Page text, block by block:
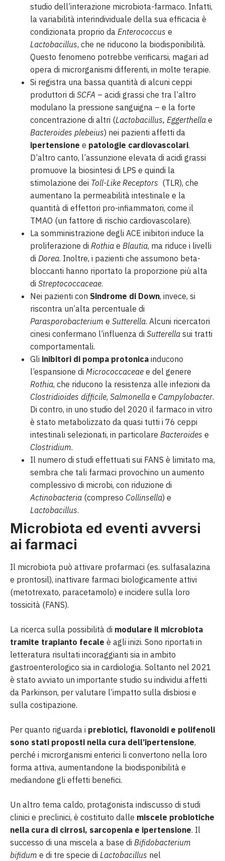
studio dell’interazione microbiota-farmaco. Infatti,
la variabilità interindividuale della sua efficacia è
condizionata proprio da Enterococcus e
Lactobacillus, che ne riducono la biodisponibilità.
Questo fenomeno potrebbe verificarsi, magari ad
opera di microrganismi differenti, in molte terapie.
Si registra una bassa quantità di alcuni ceppi
produttori di SCFA – acidi grassi che tra l’altro
modulano la pressione sanguigna – e la forte
concentrazione di altri (Lactobacillus, Eggerthella e
Bacteroides plebeius) nei pazienti affetti da
ipertensione e patologie cardiovascolari.
D’altro canto, l’assunzione elevata di acidi grassi
promuove la biosintesi di LPS e quindi la
stimolazione dei Toll-Like Receptors (TLR), che
aumentano la permeabilità intestinale e la
quantità di effettori pro-infiammatori, come il
TMAO (un fattore di rischio cardiovascolare).
La somministrazione degli ACE inibitori induce la
proliferazione di Rothia e Blautia, ma riduce i livelli
di Dorea. Inoltre, i pazienti che assumono beta-
bloccanti hanno riportato la proporzione più alta
di Streptococcaceae.
Nei pazienti con Sindrome di Down, invece, si
riscontra un’alta percentuale di
Parasporobacterium e Sutterella. Alcuni ricercatori
cinesi confermano l’influenza di Sutterella sui tratti
comportamentali.
Gli inibitori di pompa protonica inducono
l’espansione di Micrococcaceae e del genere
Rothia, che riducono la resistenza alle infezioni da
Clostridioides difficile, Salmonella e Campylobacter.
Di contro, in uno studio del 2020 il farmaco in vitro
è stato metabolizzato da quasi tutti i 76 ceppi
intestinali selezionati, in particolare Bacteroides e
Clostridium.
Il numero di studi effettuati sui FANS è limitato ma,
sembra che tali farmaci provochino un aumento
complessivo di microbi, con riduzione di
Actinobacteria (compreso Collinsella) e
Lactobacillus.
Microbiota ed eventi avversi
ai farmaci
Il microbiota può attivare profarmaci (es. sulfasalazina
e prontosil), inattivare farmaci biologicamente attivi
(metotrexato, paracetamolo) e incidere sulla loro
tossicità (FANS).
La ricerca sulla possibilità di modulare il microbiota
tramite trapianto fecale è agli inizi. Sono riportati in
letteratura risultati incoraggianti sia in ambito
gastroenterologico sia in cardiologia. Soltanto nel 2021
è stato avviato un importante studio su individui affetti
da Parkinson, per valutare l’impatto sulla disbiosi e
sulla costipazione.
Per quanto riguarda i prebiotici, flavonoidi e polifenoli
sono stati proposti nella cura dell’ipertensione,
perché i microrganismi enterici li convertono nella loro
forma attiva, aumentandone la biodisponibilità e
mediandone gli effetti benefici.
Un altro tema caldo, protagonista indiscusso di studi
clinici e preclinici, è costituito dalle miscele probiotiche
nella cura di cirrosi, sarcopenia e ipertensione. Il
successo di una miscela a base di Bifidobacterium
bifidum e di tre specie di Lactobacillus nel